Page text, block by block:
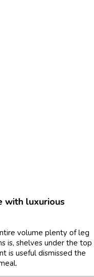
with luxurious
volume plenty of leg
is, shelves under the top
is useful dismissed the